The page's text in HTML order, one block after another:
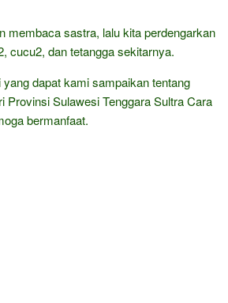
membaca sastra, lalu kita perdengarkan
cucu2, dan tetangga sekitarnya.
dapat kami sampaikan tentang
Provinsi Sulawesi Tenggara Sultra Cara
bermanfaat.